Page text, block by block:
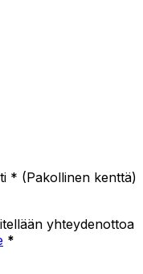
* (Pakollinen kenttä)
yhteydenottoa
*